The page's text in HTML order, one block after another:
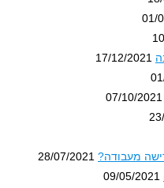
17/12/
07/
28/07/2021
09/05/